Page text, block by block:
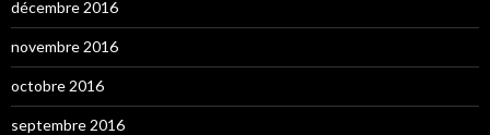
décembre 2016
novembre 2016
octobre 2016
septembre 2016